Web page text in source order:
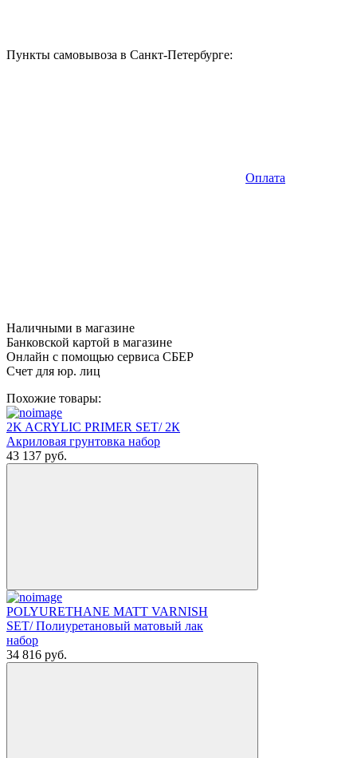
Пункты самовывоза в Санкт-Петербурге:
Оплата
Наличными в магазине
Банковской картой в магазине
Онлайн с помощью сервиса СБЕР
Счет для юр. лиц
Похожие товары:
2K ACRYLIC PRIMER SET/ 2К
Акриловая грунтовка набор
43 137 руб.
POLYURETHANE MATT VARNISH
SET/ Полиуретановый матовый лак
набор
34 816 руб.